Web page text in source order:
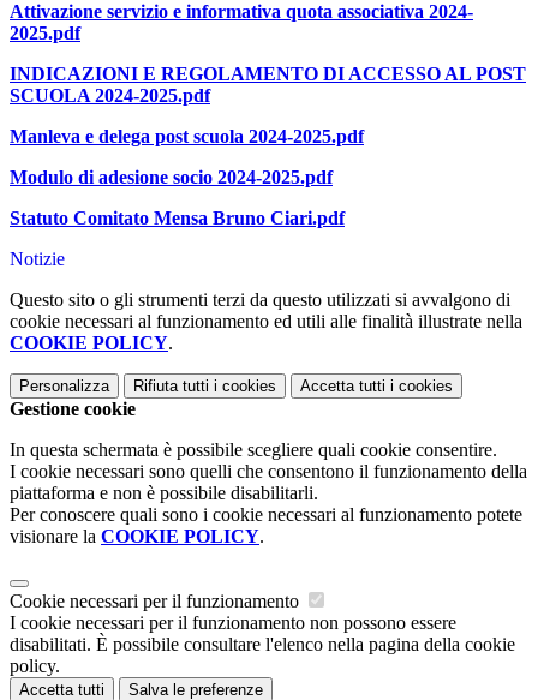
Attivazione servizio e informativa quota associativa 2024-
2025.pdf
INDICAZIONI E REGOLAMENTO DI ACCESSO AL POST
SCUOLA 2024-2025.pdf
Manleva e delega post scuola 2024-2025.pdf
Modulo di adesione socio 2024-2025.pdf
Statuto Comitato Mensa Bruno Ciari.pdf
Notizie
Questo sito o gli strumenti terzi da questo utilizzati si avvalgono di
cookie necessari al funzionamento ed utili alle finalità illustrate nella
COOKIE POLICY.
Personalizza Rifiuta tutti i cookies Accetta tutti i cookies
Gestione cookie
In questa schermata è possibile scegliere quali cookie consentire.
I cookie necessari sono quelli che consentono il funzionamento della
piattaforma e non è possibile disabilitarli.
Per conoscere quali sono i cookie necessari al funzionamento potete
visionare la COOKIE POLICY.
Cookie necessari per il funzionamento
I cookie necessari per il funzionamento non possono essere
disabilitati. È possibile consultare l'elenco nella pagina della cookie
policy.
Accetta tutti Salva le preferenze